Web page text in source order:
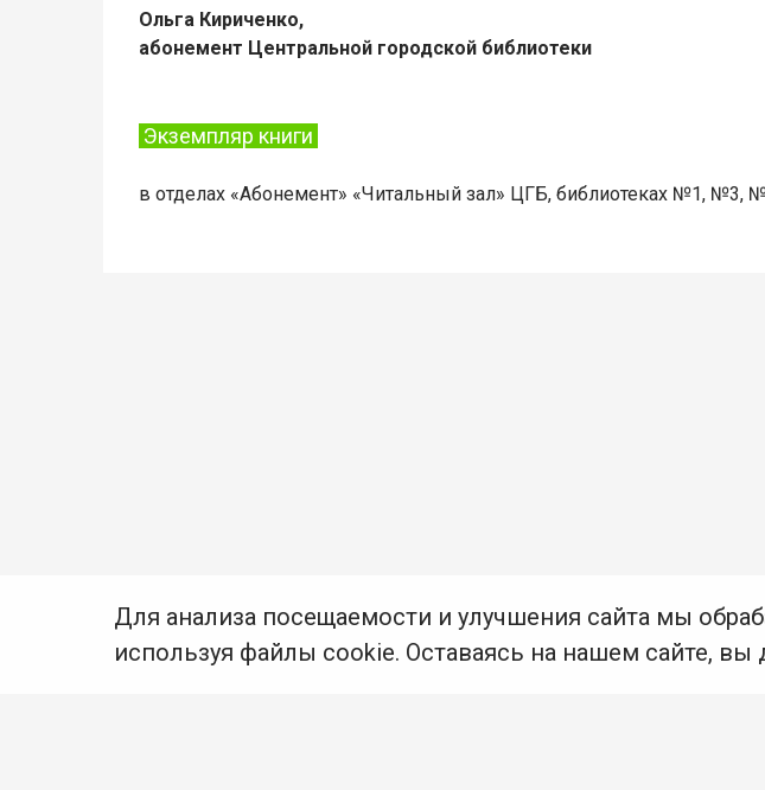
Ольга Кириченко,
абонемент Центральной городской библиотеки
Экземпляр книги
в отделах «Абонемент» «Читальный зал» ЦГБ, библиотеках №1, №3,
Для анализа посещаемости и улучшения сайта мы
используя файлы cookie. Оставаясь на нашем сайте, вы